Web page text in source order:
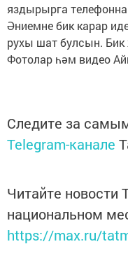
яздырырга
Әниемне бик карар
рухы шат булсын. Бик
Фотолар һәм видео
Следите за
Telegram-канале
Читайте новости
национальном
https://max.ru/